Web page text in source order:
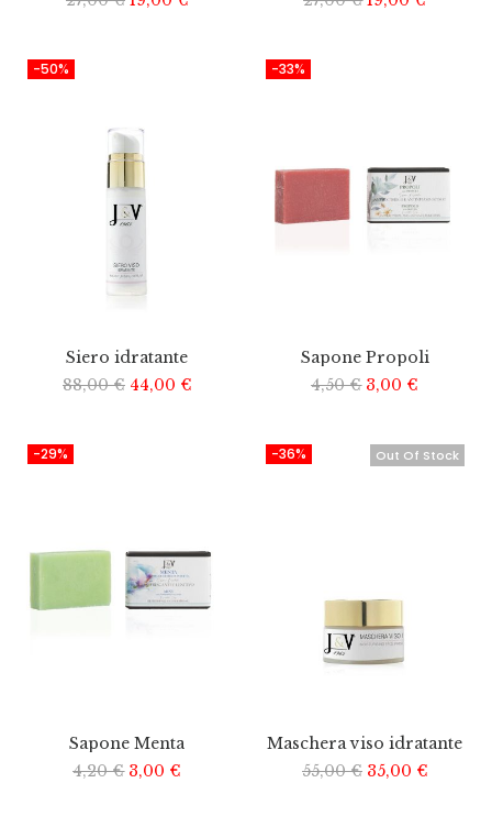
-50%
Siero idratante
88,00€ 44,00 €
-33%
Sapone Propoli
4,50€ 3,00 €
-29%
Sapone Menta
4,20€ 3,00 €
-36% Out Of Stock
Maschera viso idratante
55,00€ 35,00 €